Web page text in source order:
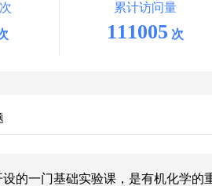
累计访问量
111005 次
的一门基础实验课，是有机化学的